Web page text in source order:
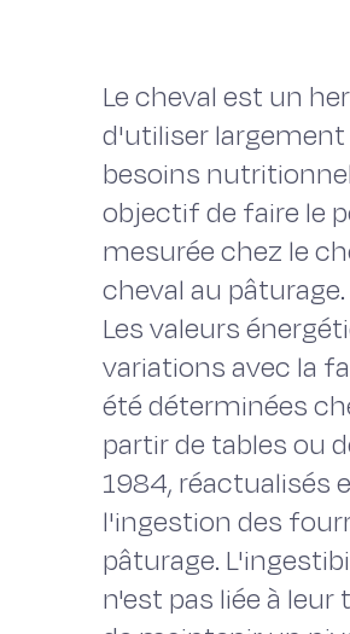
Le cheval est un
d'utiliser
besoins
objectif de faire le
mesurée chez le
cheval au pâturage.
Les valeurs
variations avec la
été déterminées
partir de tables ou
1984, réactualisés
l'ingestion des
pâturage.
n'est pas liée à leur